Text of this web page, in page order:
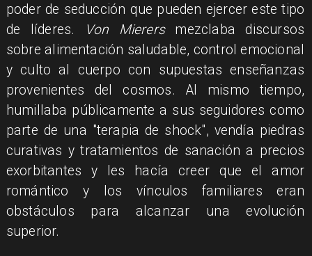
poder de seducción que pueden ejercer este tipo
de líderes.
Von Mierersmezclaba discursos
sobre alimentación saludable, control emocional
y culto al cuerpo con supuestas enseñanzas
provenientes del cosmos. Al mismo tiempo,
humillaba públicamente a sus seguidores como
parte de una "terapia de shock", vendía piedras
curativas y tratamientos de sanación a precios
exorbitantes y les hacía creer que el amor
romántico y los vínculos familiares eran
obstáculos para alcanzar una evolución
superior.